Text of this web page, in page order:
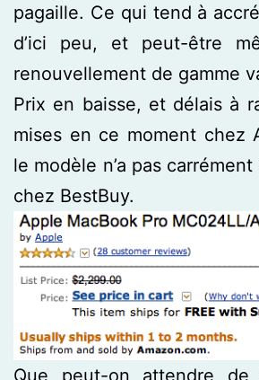
pagaille. Ce qui tend à
d’ici peu, et peut-être
renouvellement de gamme
Prix en baisse, et délais à
mises en ce moment chez
le modèle n’a pas
chez BestBuy.
Que peut-on attendre de